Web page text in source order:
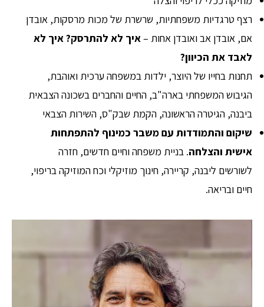
רצף טרגדיות משפחתיות, שרשרת של מכות מרסקות, אובדן
אם, אובדן אב ואובדן אחות –איך לא להתרסק? איך לא
לאבד את הכיוון?
תחנות בחייו של היוצר, ילדות במשפחה ערכית ואוהבת,
הגיבוש המשפחתי בארה"ב, החיים והחברים בשכונה הצבאית
ביבנה, הגיטרה הראשונה, הקמת שבק"ס, השירות הצבאי
שיקום והתמודדות עם משבר כמינוף להתפתחות
אישית והצלחה. בניית משפחה וחיים חדשים, חזרה
לשורשים ליבנה, קריירה, חינוך מוזיקלי וכח המוזיקה בריפוי,
חיים ובריאה.